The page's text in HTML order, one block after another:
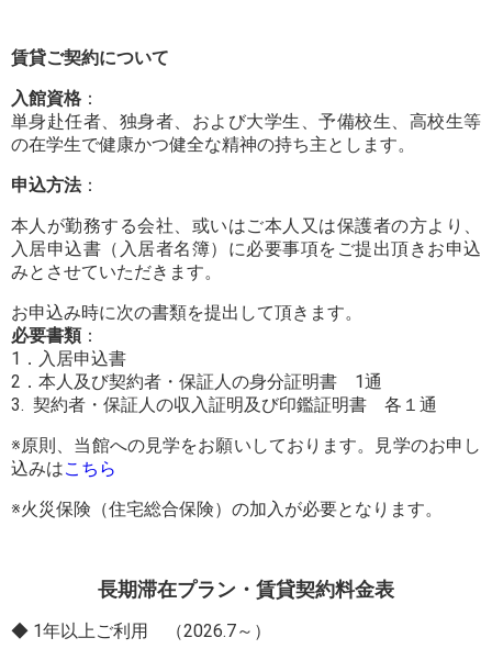
賃貸ご契約について
入館資格 ：
単身赴任者、独身者、および大学生、予備校生、高校生等
の在学生で健康かつ健全な精神の持ち主とします。
申込方法：
本人が勤務する会社、或いはご本人又は保護者の方より、
入居申込書（入居者名簿）に必要事項をご提出頂きお申込
みとさせていただきます。
お申込み時に次の書類を提出して頂きます。
必要書類：
1．入居申込書
2．本人及び契約者・保証人の身分証明書 1通
3. 契約者・保証人の収入証明及び印鑑証明書 各１通
※原則、当館への見学をお願いしております。見学のお申し
込みはこちら
※火災保険（住宅総合保険）の加入が必要となります。
長期滞在プラン・賃貸契約料金表
◆ 1年以上ご利用 （2026.7～）